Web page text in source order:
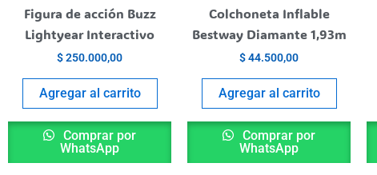
Figura de acción Buzz
Lightyear Interactivo
$250.000,00
Agregar al carrito
Comprar por
WhatsApp
Colchoneta Inflable
Bestway Diamante 1,93m
$44.500,00
Agregar al carrito
Comprar por
WhatsApp